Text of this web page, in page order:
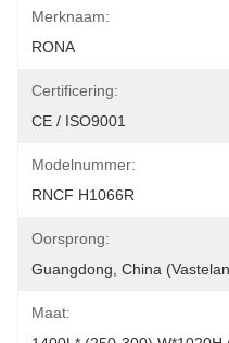
Merknaam:
RONA
Certificering:
CE / ISO9001
Modelnummer:
RNCF H1066R
Oorsprong:
Guangdong, China
Maat: